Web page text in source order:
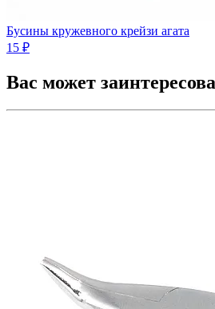
Бусины кружевного крейзи агата
15 ₽
Вас может